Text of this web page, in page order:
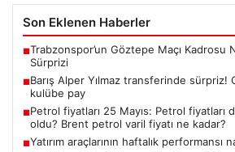
Son Eklenen Haberler
■Trabzonspor’un Göztepe Maçı Kadrosu
Sürprizi
■Barış Alper Yılmaz transferinde sürpriz!
kulübe pay
■Petrol fiyatları 25 Mayıs: Petrol fiyatları
oldu? Brent petrol varil fiyatı ne kadar?
■Yatırım araçlarının haftalık performansı